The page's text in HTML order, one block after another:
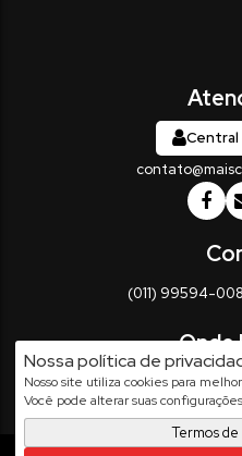
Nossa política de
Nosso site utiliza cookies para
Você pode alterar suas
Termos
(011) 99594-
Rua Vinte e Três de Maio,